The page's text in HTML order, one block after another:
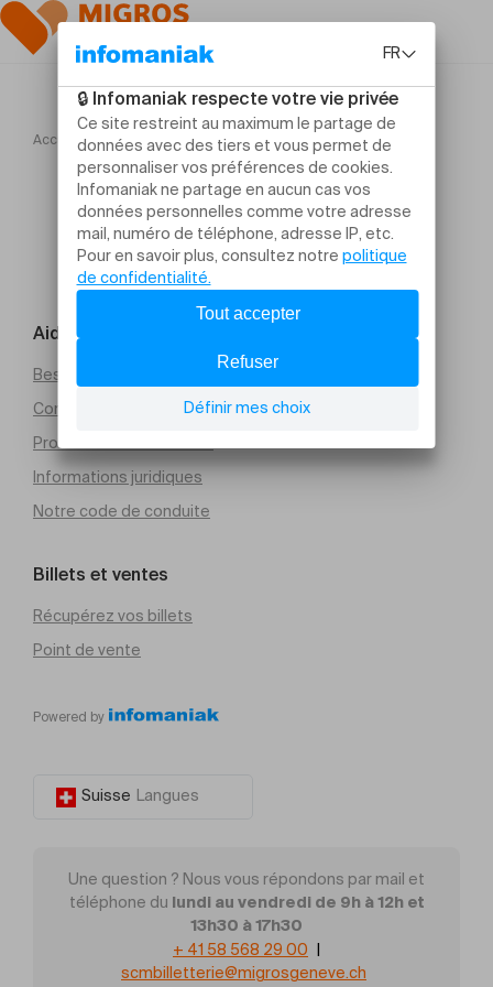
Accueil BACH, Erfreut euch, ihr Herzen
Aide et contact
Besoin d’aide
Conditions générales de vente (PDF)
Protection des données
Informations juridiques
Notre code de conduite
Billets et ventes
Récupérez vos billets
Point de vente
Powered by
Suisse Langues
Une question ? Nous vous répondons par mail et
téléphone du
lundi au vendredi de 9h à 12h et
13h30 à 17h30
+ 41 58 568 29 00
scmbilletterie@migrosgeneve.ch